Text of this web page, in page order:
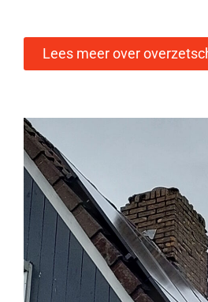
Lees meer over